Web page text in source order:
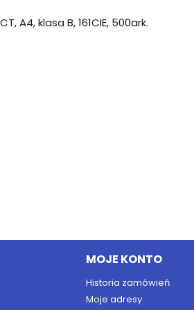
A4, klasa B, 161CIE, 500ark.
MOJE KONTO
Historia zamówień
Moje adresy